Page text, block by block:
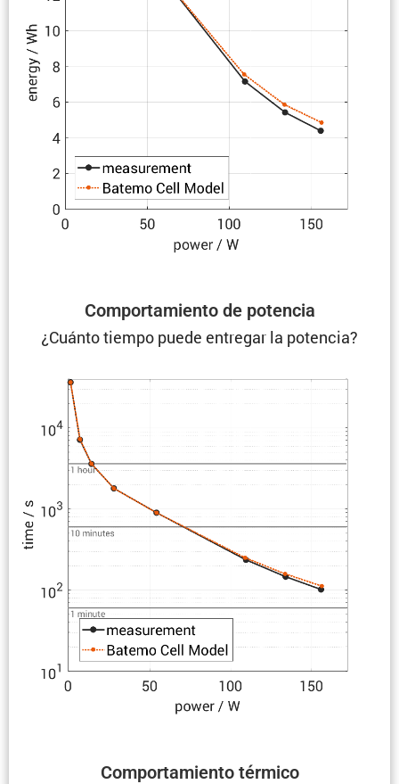
Compor­ta­miento de potencia
¿Cuánto tiempo puede entregar la potencia?
Compor­ta­miento térmico